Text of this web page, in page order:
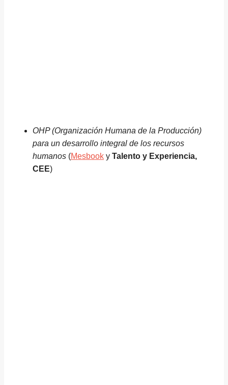
OHP (Organización Humana de la Producción)
para un desarrollo integral de los recursos
humanos (Mesbook y Talento y Experiencia,
CEE)